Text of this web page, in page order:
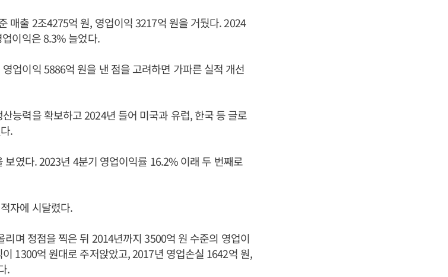
매출 2조4275억 원, 영업이익 3217억 원을 거뒀다. 2024
이익은 8.3% 늘었다.
업이익 5886억 원을 낸 점을 고려하면 가파른 실적 개선
능력을 확보하고 2024년 들어 미국과 유럽, 한국 등 글로
.
였다. 2023년 4분기 영업이익률 16.2% 이래 두 번째로
자에 시달렸다.
며 정점을 찍은 뒤 2014년까지 3500억 원 수준의 영업이
1300억 원대로 주저앉았고, 2017년 영업손실 1642억 원,
.